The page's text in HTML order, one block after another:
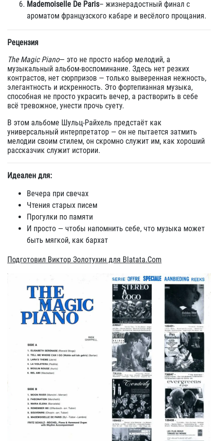
Mademoiselle De Paris– жизнерадостный финал с
ароматом французского кабаре и весёлого прощания.
Рецензия
The Magic Piano— это не просто набор мелодий, а
музыкальный альбом-воспоминание. Здесь нет резких
контрастов, нет сюрпризов — только выверенная нежность,
элегантность и искренность. Это фортепианная музыка,
способная не просто украсить вечер, а растворить в себе
всё тревожное, унести прочь суету.
В этом альбоме Шульц-Райхель предстаёт как
универсальный интерпретатор — он не пытается затмить
мелодии своим стилем, он скромно служит им, как хороший
рассказчик служит истории.
Идеален для:
Вечера при свечах
Чтения старых писем
Прогулки по памяти
И просто — чтобы напомнить себе, что музыка может
быть мягкой, как бархат
Подготовил Виктор Золотухин для Blatata.Com